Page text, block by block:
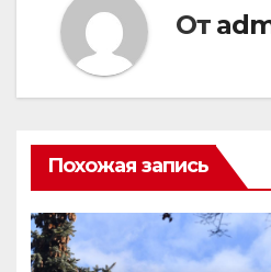
От
Похожая запись